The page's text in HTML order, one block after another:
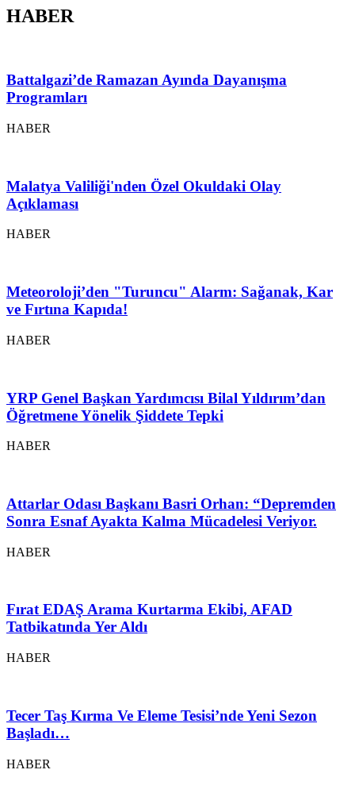
HABER
Battalgazi’de Ramazan Ayında Dayanışma
Programları
HABER
Malatya Valiliği'nden Özel Okuldaki Olay
Açıklaması
HABER
Meteoroloji’den "Turuncu" Alarm: Sağanak, Kar
ve Fırtına Kapıda!
HABER
YRP Genel Başkan Yardımcısı Bilal Yıldırım’dan
Öğretmene Yönelik Şiddete Tepki
HABER
Attarlar Odası Başkanı Basri Orhan: “Depremden
Sonra Esnaf Ayakta Kalma Mücadelesi Veriyor.
HABER
Fırat EDAŞ Arama Kurtarma Ekibi, AFAD
Tatbikatında Yer Aldı
HABER
Tecer Taş Kırma Ve Eleme Tesisi’nde Yeni Sezon
Başladı…
HABER